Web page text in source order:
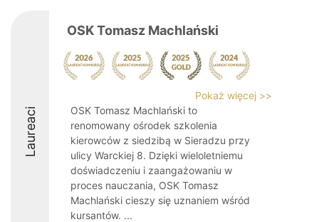
Laureaci
OSK Tomasz Machlański
Pokaż więcej >>
OSK Tomasz Machlański to
renomowany ośrodek szkolenia
kierowców z siedzibą w Sieradzu przy
ulicy Warckiej 8. Dzięki wieloletniemu
doświadczeniu i zaangażowaniu w
proces nauczania, OSK Tomasz
Machlański cieszy się uznaniem wśród
kursantów. ...